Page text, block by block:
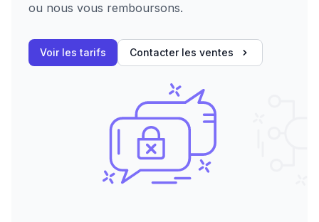
ou nous vous remboursons.
Voir les tarifs Contacter les ventes